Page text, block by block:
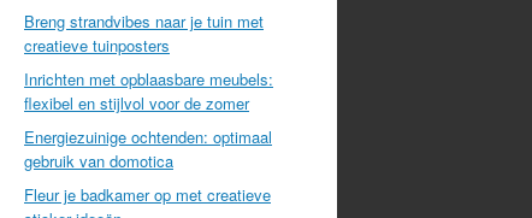
Breng strandvibes naar je tuin met
creatieve tuinposters
Inrichten met opblaasbare meubels:
flexibel en stijlvol voor de zomer
Energiezuinige ochtenden: optimaal
gebruik van domotica
Fleur je badkamer op met creatieve